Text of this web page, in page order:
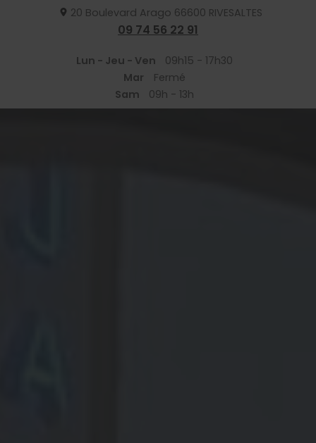
20 Boulevard Arago 66600 RIVESALTES
09 74 56 22 91
Lun - Jeu - Ven
09h15 - 17h30
Mar
Fermé
Sam
09h - 13h